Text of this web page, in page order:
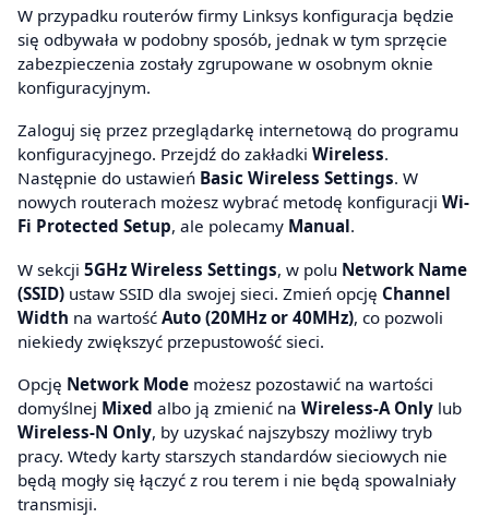
W przypadku routerów firmy Linksys konfiguracja będzie
się odbywała w podobny sposób, jednak w tym sprzęcie
zabezpieczenia zostały zgrupowane w osobnym oknie
konfiguracyjnym.
Zaloguj się przez przeglądarkę internetową do programu
konfiguracyjnego. Przejdź do zakładki Wireless.
Następnie do ustawień Basic Wireless Settings. W
nowych routerach możesz wybrać metodę konfiguracji Wi-
Fi Protected Setup, ale polecamy Manual.
W sekcji 5GHz Wireless Settings, w polu Network Name
(SSID) ustaw SSID dla swojej sieci. Zmień opcję Channel
Width na wartość Auto (20MHz or 40MHz), co pozwoli
niekiedy zwiększyć przepustowość sieci.
Opcję Network Mode możesz pozostawić na wartości
domyślnej Mixed albo ją zmienić na Wireless-A Only lub
Wireless-N Only, by uzyskać najszybszy możliwy tryb
pracy. Wtedy karty starszych standardów sieciowych nie
będą mogły się łączyć z rou terem i nie będą spowalniały
transmisji.